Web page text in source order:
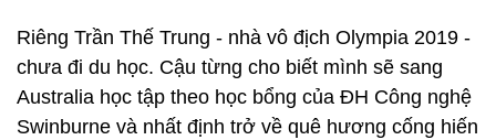
Riêng Trần Thế Trung - nhà vô địch Olympia 2019 -
chưa đi du học. Cậu từng cho biết mình sẽ sang
Australia học tập theo học bổng của ĐH Công nghệ
Swinburne và nhất định trở về quê hương cống hiến